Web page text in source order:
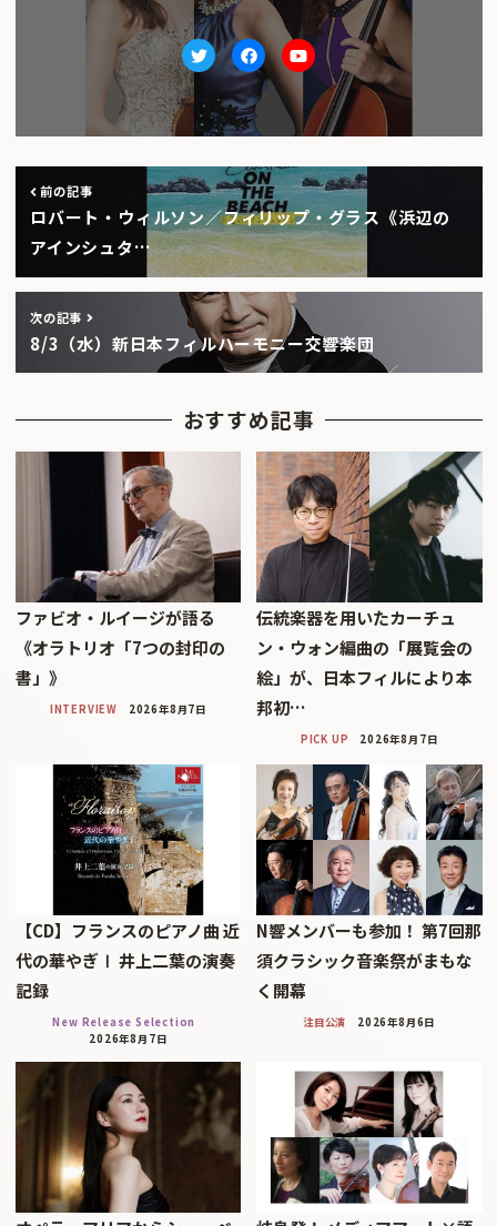
TwitterfacebookYoutube
前の記事
ロバート・ウィルソン／フィリップ・グラス《浜辺の
アインシュタ…
次の記事
8/3（水）新日本フィルハーモニー交響楽団
おすすめ記事
ファビオ・ルイージが語る
《オラトリオ「7つの封印の
書」》
INTERVIEW 2026年8月7日
伝統楽器を用いたカーチュ
ン・ウォン編曲の「展覧会の
絵」が、日本フィルにより本
邦初…
PICK UP 2026年8月7日
【CD】フランスのピアノ曲 近
代の華やぎⅠ 井上二葉の演奏
記録
New Release Selection
2026年8月7日
N響メンバーも参加！ 第7回那
須クラシック音楽祭がまもな
く開幕
注目公演 2026年8月6日